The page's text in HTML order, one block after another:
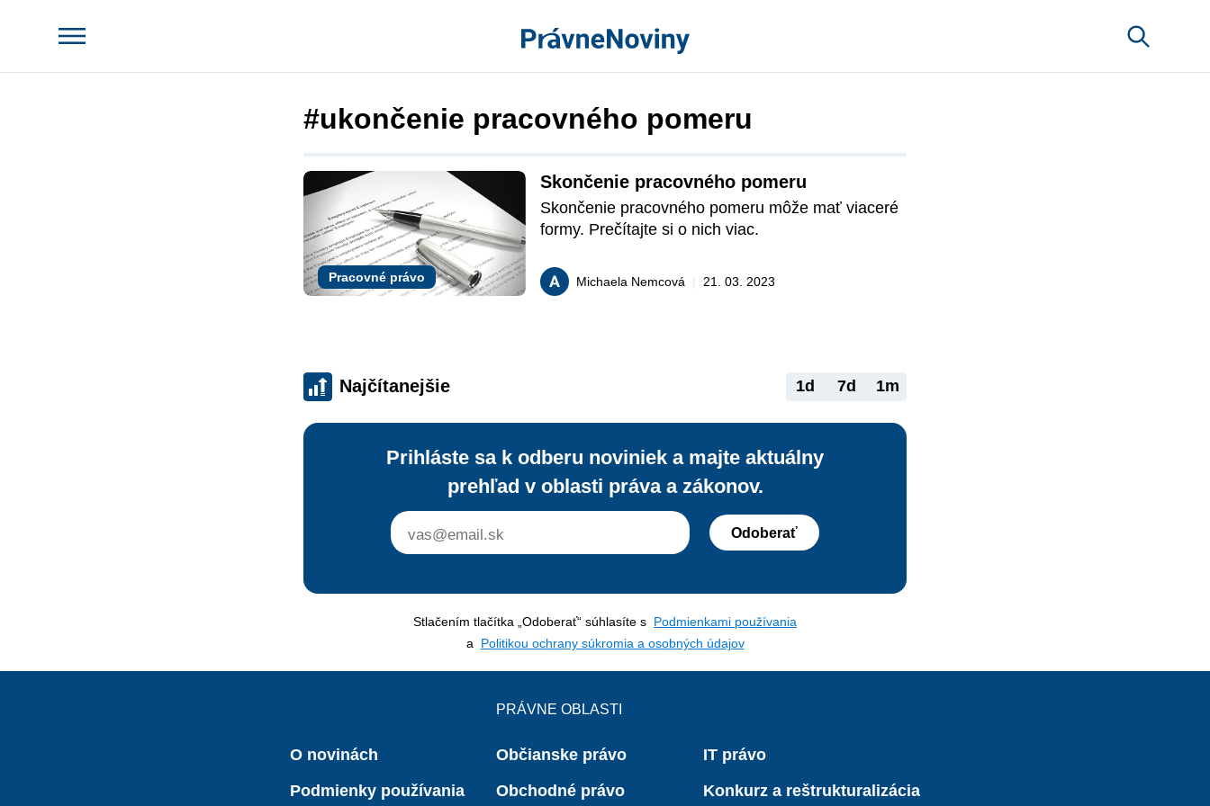
#ukončenie pracovného pomeru
Pracovné právo
Skončenie pracovného pomeru
Skončenie pracovného pomeru môže mať viaceré
formy. Prečítajte si o nich viac.
Michaela Nemcová 21. 03. 2023
Najčítanejšie 1d 7d 1m
Prihláste sa k odberu noviniek a majte aktuálny
prehľad v oblasti práva a zákonov.
Odoberať
Stlačením tlačítka „Odoberať“ súhlasíte s Podmienkami používania
a Politikou ochrany súkromia a osobných údajov
O novinách
Podmienky používania
PRÁVNE OBLASTI
Občianske právo
Obchodné právo
IT právo
Konkurz a reštrukturalizácia